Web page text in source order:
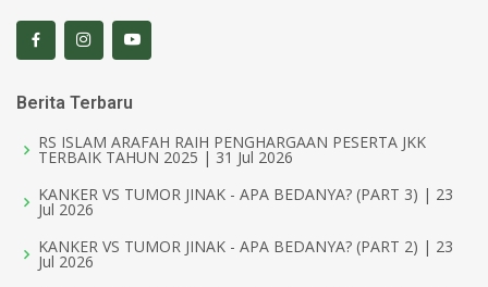
Berita Terbaru
RS ISLAM ARAFAH RAIH PENGHARGAAN PESERTA JKK
TERBAIK TAHUN 2025 | 31 Jul 2026
KANKER VS TUMOR JINAK - APA BEDANYA? (PART 3) | 23
Jul 2026
KANKER VS TUMOR JINAK - APA BEDANYA? (PART 2) | 23
Jul 2026